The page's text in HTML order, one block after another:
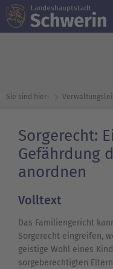
Sie sind hier:
Sorgerecht:
Gefährdung
anordnen
Volltext
Das Familiengericht
Sorgerecht eingreifen,
geistige Wohl eines
sorgeberechtigten